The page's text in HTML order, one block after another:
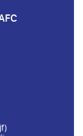
)